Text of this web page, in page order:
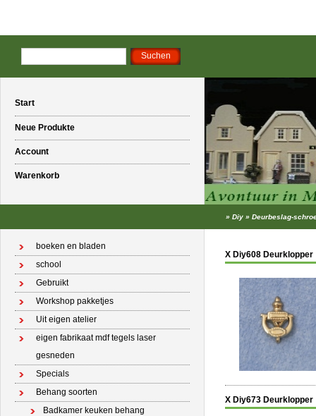
Start
Neue Produkte
Account
Warenkorb
» Diy » Deurbeslag-
boeken en bladen
school
Gebruikt
Workshop pakketjes
Uit eigen atelier
eigen fabrikaat mdf tegels laser
gesneden
Specials
Behang soorten
Badkamer keuken behang
X Diy608 Deurklopper
X Diy673 Deurklopper